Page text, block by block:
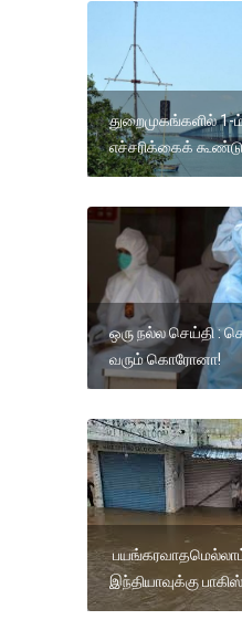
துறைமுகங்களில் 1-
எச்சரிக்கைக் கூண்டு
ஒரு நல்ல செய்தி :
வரும் கொரோனா!
இந்தியாவுக்கு